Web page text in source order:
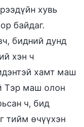
хувь
байдаг.
бидний дунд
хэн ч
хамт маш
Тэр маш олон
ч, бид
тийм өчүүхэн